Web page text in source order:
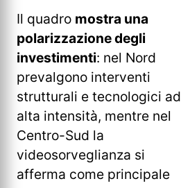
Il quadro mostra una
polarizzazione degli
investimenti: nel Nord
prevalgono interventi
strutturali e tecnologici ad
alta intensità, mentre nel
Centro-Sud la
videosorveglianza si
afferma come principale